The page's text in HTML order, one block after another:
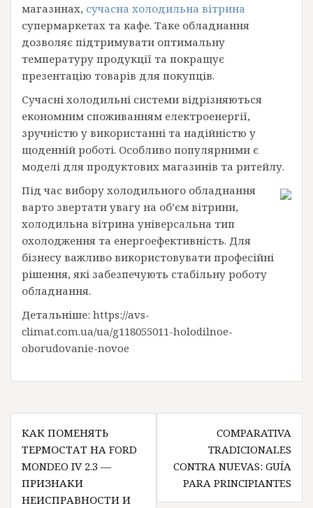
магазинах, сучасна холодильна вітрина
супермаркетах та кафе. Таке обладнання
дозволяє підтримувати оптимальну
температуру продукції та покращує
презентацію товарів для покупців.
Сучасні холодильні системи відрізняються
економним споживанням електроенергії,
зручністю у використанні та надійністю у
щоденній роботі. Особливо популярними є
моделі для продуктових магазинів та ритейлу.
Під час вибору холодильного обладнання
варто звертати увагу на об’єм вітрини,
холодильна вітрина універсальна тип
охолодження та енергоефективність. Для
бізнесу важливо використовувати професійні
рішення, які забезпечують стабільну роботу
обладнання.
Детальніше: https://avs-
climat.com.ua/ua/g118055011-holodilnoe-
oborudovanie-novoe
Post
navigation
КАК ПОМЕНЯТЬ
ТЕРМОСТАТ НА FORD
MONDEO IV 2.3 —
ПРИЗНАКИ
НЕИСПРАВНОСТИ И
COMPARATIVA
TRADICIONALES
CONTRA NUEVAS: GUÍA
PARA PRINCIPIANTES